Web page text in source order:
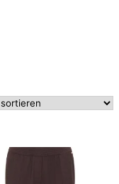
sortiert